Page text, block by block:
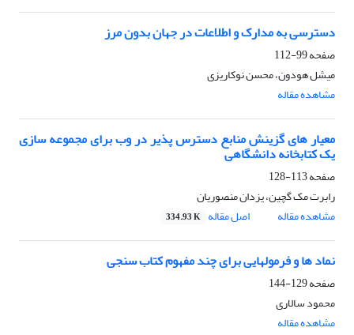
دسترسی به مدارک و اطلاعات در جهان بدون مرز
صفحه99-112
میشل هودون، محسن نوکاریزی
مشاهده مقاله
معیار های گزینش منابع دسترس پذیر در وب برای مجموعه سازی
یک کتابخانه دانشگاهی
صفحه113-128
رابرت مک گچین، یزدان منصوریان
مشاهده مقاله
اصل مقاله 334.93 K
نماد ها و فرمولهایی برای چند مفهوم کتاب سنجی
صفحه129-144
محمود سالاری
مشاهده مقاله